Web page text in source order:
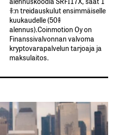
%:n treidauskulut​ ​ensimmäiselle​ ​
kuukaudelle​ ​(50%​ ​
alennus).Coinmotion Oy on
Finanssivalvonnan valvoma
kryptovarapalvelun tarjoaja ja
maksulaitos.